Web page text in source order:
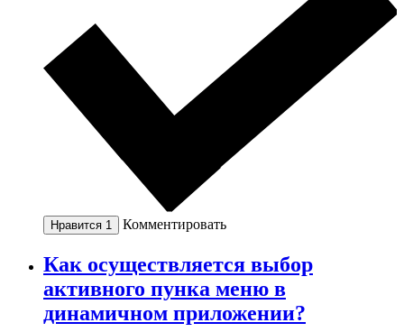
Нравится 1 Комментировать
Как осуществляется выбор
активного пунка меню в
динамичном приложении?